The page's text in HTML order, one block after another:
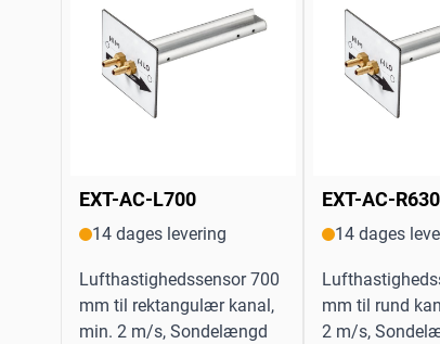
EXT-AC-L700
14 dages levering
Lufthastighedssensor 700
mm til rektangulær kanal,
min. 2 m/s, Sondelængd
EXT-AC-R630
14 dages
mm til rund
2 m/s,